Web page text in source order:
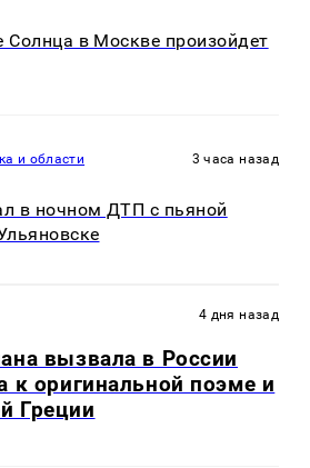
Солнца в Москве произойдет
и области 3 часа назад
в ночном ДТП с пьяной
4 дня назад
вызвала в России
к оригинальной поэме и
Греции